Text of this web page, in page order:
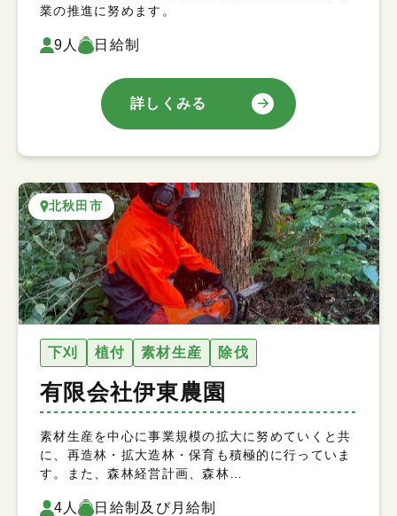
業の推進に努めます。
9人 日給制
詳しくみる
北秋田市
下刈 植付 素材生産 除伐
有限会社伊東農園
素材生産を中心に事業規模の拡大に努めていくと共
に、再造林・拡大造林・保育も積極的に行っていま
す。また、森林経営計画、森林…
4人 日給制及び月給制